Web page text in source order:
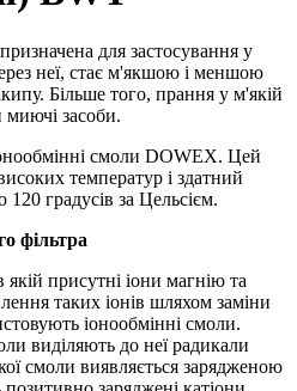
для застосування у
неї, стає м'якшою і меншою
Більше того, прання у м'якій
миючі засоби.
смоли DOWEX. Цей
температур і здатний
120 градусів за Цельсієм.
фільтра
присутні іони магнію та
таких іонів шляхом заміни
іонообмінні смоли.
виділяють до неї радикали
смоли виявляється зарядженою